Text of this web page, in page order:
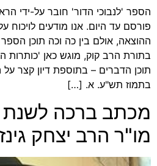
הספר 'לנבוכי הדור' חובר על-ידי
פורסם עד היום. אנו מודעים לויכוח על
ההוצאה, אולם בין כה וכה תוכן
בתורת הרב קוק, מוגש כאן
תוכן הדברים – בתוספת דיון קצר
בתמוז תש"ע. א. […]
מכתב ברכה
מו"ר הרב יצחק